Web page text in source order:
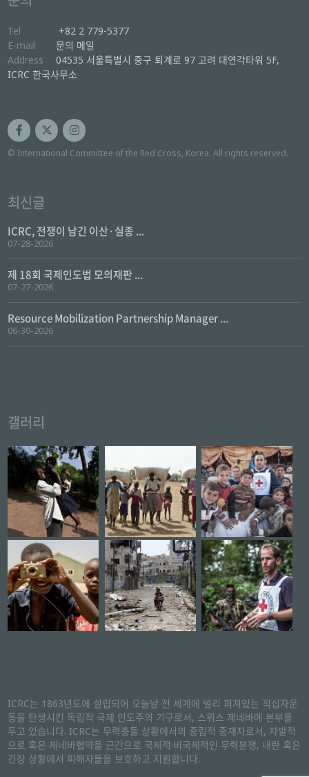
Tel
+82 2 779-5377
E-mail
문의 메일
Address
04535 서울특별시 중구 퇴계로 97 고려 대연각타워 5F,
ICRC 한국사무소
© International Committee of the Red Cross, Korea. All rights reserved.
최신글
ICRC, 전쟁이 남긴 이산·실종 ...
07-28-2026
제 18회 국제인도법 모의재판 ...
07-27-2026
Resource Mobilization Partnership Manager ...
06-30-2026
갤러리
ICRC는 1863년도에 설립되어 오늘날 전 세계에 널리 퍼져있는 적십자운
동을 탄생시킨 독립적 국제 인도주의 기구로서, 스위스 제네바에 본부를
두고 있습니다. ICRC는 무력충돌 상황에서의 중립적 중재자로서, 자발적
으로 혹은 제네바협약을 근간으로 국제적·비국제적인 무력분쟁, 내란 혹은
긴장 상황에서 피해자들을 보호하고 지원합니다.